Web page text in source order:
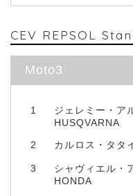
CEV REPSOL
Moto3
1
ジェレミー・ア
HUSQVARNA
2 カルロス・タタ
3
シャヴィエル・
HONDA